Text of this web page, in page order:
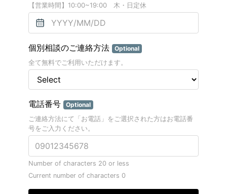
【営業時間】10:00~19:00 木・日定休
個別相談のご連絡方法 Optional
全て無料でご利用いただけます。
電話番号 Optional
ご連絡方法にて「お電話」をご選択された方はお電話番
号をご入力ください。
Number of characters 20 or less
Current number of characters 0